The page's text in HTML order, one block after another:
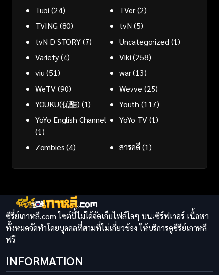
Tubi (24) TVer(2)
TVING (80) tvN (5)
tvN D STORY(7) Uncategorized (1)
Variety(4) Viki (258)
viu (51) war(13)
WeTV(90) Wevve (25)
YOUKU(优酷) (1) Youth (117)
YoYo English Channel
(1)
YoYo TV(1)
Zombies (4) สารคดี(1)
ซีรี่ย์เกาหลี.com ไซต์นี้ไม่ได้จัดเก็บไฟล์ใดๆ บนเซิร์ฟเวอร์ เนื้อหา
ทั้งหมดจัดทำโดยบุคคลที่สามที่ไม่เกี่ยวข้อง ให้บริการดูซีรีย์เกาหลี
ฟรี
INFORMATION